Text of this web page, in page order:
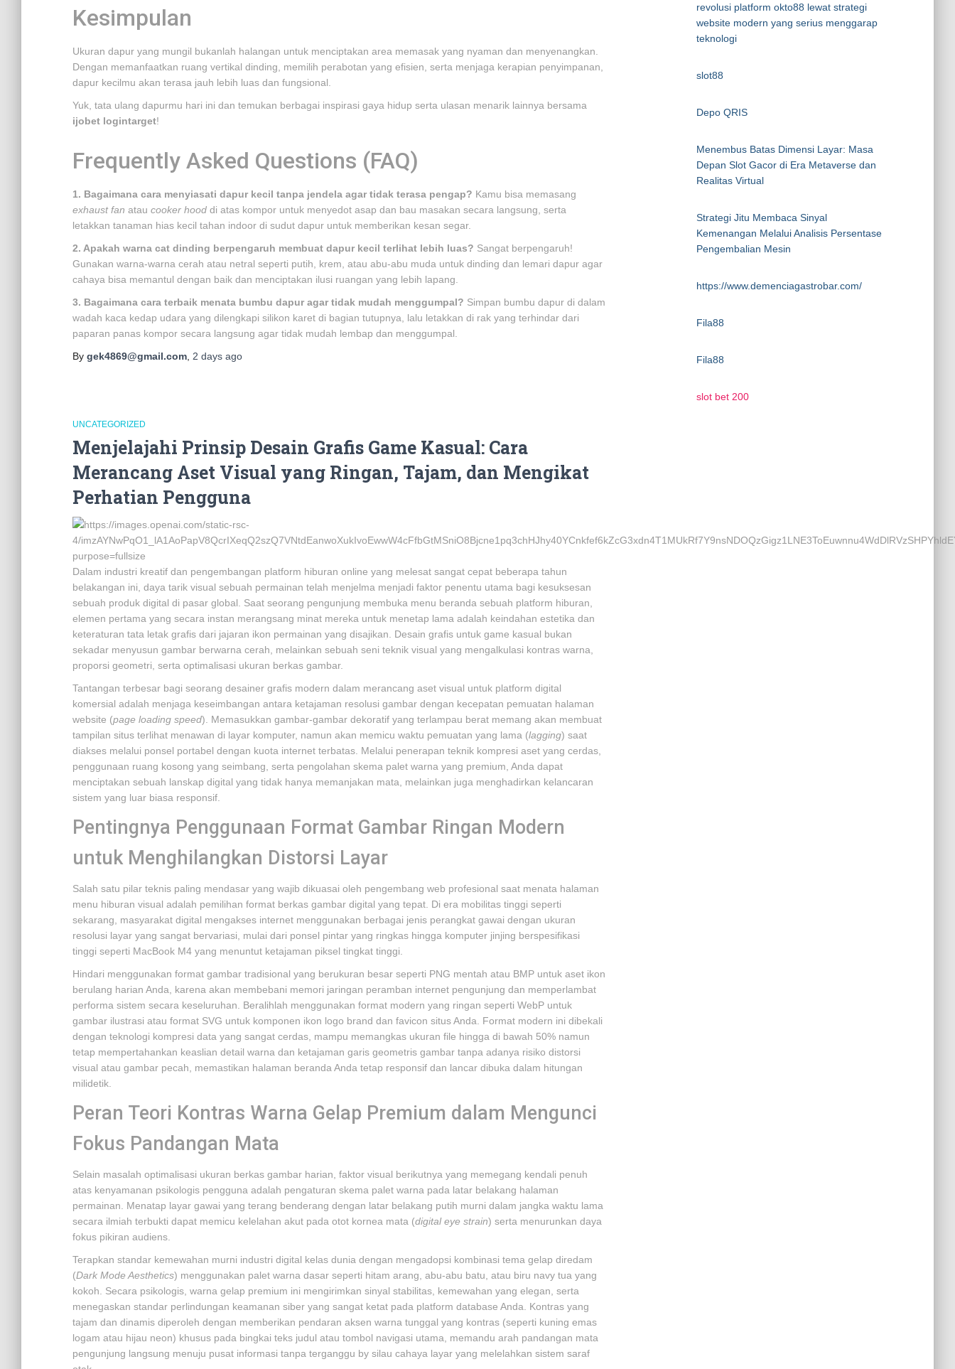
Kesimpulan
Ukuran dapur yang mungil bukanlah halangan untuk menciptakan area memasak yang nyaman dan menyenangkan.
Dengan memanfaatkan ruang vertikal dinding, memilih perabotan yang efisien, serta menjaga kerapian penyimpanan,
dapur kecilmu akan terasa jauh lebih luas dan fungsional.
Yuk, tata ulang dapurmu hari ini dan temukan berbagai inspirasi gaya hidup serta ulasan menarik lainnya bersama
ijobet logintarget!
Frequently Asked Questions (FAQ)
1. Bagaimana cara menyiasati dapur kecil tanpa jendela agar tidak terasa pengap? Kamu bisa memasang
exhaust fan atau cooker hood di atas kompor untuk menyedot asap dan bau masakan secara langsung, serta
letakkan tanaman hias kecil tahan indoor di sudut dapur untuk memberikan kesan segar.
2. Apakah warna cat dinding berpengaruh membuat dapur kecil terlihat lebih luas? Sangat berpengaruh!
Gunakan warna-warna cerah atau netral seperti putih, krem, atau abu-abu muda untuk dinding dan lemari dapur agar
cahaya bisa memantul dengan baik dan menciptakan ilusi ruangan yang lebih lapang.
3. Bagaimana cara terbaik menata bumbu dapur agar tidak mudah menggumpal? Simpan bumbu dapur di dalam
wadah kaca kedap udara yang dilengkapi silikon karet di bagian tutupnya, lalu letakkan di rak yang terhindar dari
paparan panas kompor secara langsung agar tidak mudah lembap dan menggumpal.
By gek4869@gmail.com 2 days ago
UNCATEGORIZED
Menjelajahi Prinsip Desain Grafis Game Kasual: Cara
Merancang Aset Visual yang Ringan, Tajam, dan Mengikat
Perhatian Pengguna
Dalam industri kreatif dan pengembangan platform hiburan online yang melesat sangat cepat beberapa tahun
belakangan ini, daya tarik visual sebuah permainan telah menjelma menjadi faktor penentu utama bagi kesuksesan
sebuah produk digital di pasar global. Saat seorang pengunjung membuka menu beranda sebuah platform hiburan,
elemen pertama yang secara instan merangsang minat mereka untuk menetap lama adalah keindahan estetika dan
keteraturan tata letak grafis dari jajaran ikon permainan yang disajikan. Desain grafis untuk game kasual bukan
sekadar menyusun gambar berwarna cerah, melainkan sebuah seni teknik visual yang mengalkulasi kontras warna,
proporsi geometri, serta optimalisasi ukuran berkas gambar.
Tantangan terbesar bagi seorang desainer grafis modern dalam merancang aset visual untuk platform digital
komersial adalah menjaga keseimbangan antara ketajaman resolusi gambar dengan kecepatan pemuatan halaman
website (page loading speed). Memasukkan gambar-gambar dekoratif yang terlampau berat memang akan membuat
tampilan situs terlihat menawan di layar komputer, namun akan memicu waktu pemuatan yang lama (lagging) saat
diakses melalui ponsel portabel dengan kuota internet terbatas. Melalui penerapan teknik kompresi aset yang cerdas,
penggunaan ruang kosong yang seimbang, serta pengolahan skema palet warna yang premium, Anda dapat
menciptakan sebuah lanskap digital yang tidak hanya memanjakan mata, melainkan juga menghadirkan kelancaran
sistem yang luar biasa responsif.
Pentingnya Penggunaan Format Gambar Ringan Modern
untuk Menghilangkan Distorsi Layar
Salah satu pilar teknis paling mendasar yang wajib dikuasai oleh pengembang web profesional saat menata halaman
menu hiburan visual adalah pemilihan format berkas gambar digital yang tepat. Di era mobilitas tinggi seperti
sekarang, masyarakat digital mengakses internet menggunakan berbagai jenis perangkat gawai dengan ukuran
resolusi layar yang sangat bervariasi, mulai dari ponsel pintar yang ringkas hingga komputer jinjing berspesifikasi
tinggi seperti MacBook M4 yang menuntut ketajaman piksel tingkat tinggi.
Hindari menggunakan format gambar tradisional yang berukuran besar seperti PNG mentah atau BMP untuk aset ikon
berulang harian Anda, karena akan membebani memori jaringan peramban internet pengunjung dan memperlambat
performa sistem secara keseluruhan. Beralihlah menggunakan format modern yang ringan seperti WebP untuk
gambar ilustrasi atau format SVG untuk komponen ikon logo brand dan favicon situs Anda. Format modern ini dibekali
dengan teknologi kompresi data yang sangat cerdas, mampu memangkas ukuran file hingga di bawah 50% namun
tetap mempertahankan keaslian detail warna dan ketajaman garis geometris gambar tanpa adanya risiko distorsi
visual atau gambar pecah, memastikan halaman beranda Anda tetap responsif dan lancar dibuka dalam hitungan
milidetik.
Peran Teori Kontras Warna Gelap Premium dalam Mengunci
Fokus Pandangan Mata
Selain masalah optimalisasi ukuran berkas gambar harian, faktor visual berikutnya yang memegang kendali penuh
atas kenyamanan psikologis pengguna adalah pengaturan skema palet warna pada latar belakang halaman
permainan. Menatap layar gawai yang terang benderang dengan latar belakang putih murni dalam jangka waktu lama
secara ilmiah terbukti dapat memicu kelelahan akut pada otot kornea mata (digital eye strain) serta menurunkan daya
fokus pikiran audiens.
Terapkan standar kemewahan murni industri digital kelas dunia dengan mengadopsi kombinasi tema gelap diredam
(Dark Mode Aesthetics) menggunakan palet warna dasar seperti hitam arang, abu-abu batu, atau biru navy tua yang
kokoh. Secara psikologis, warna gelap premium ini mengirimkan sinyal stabilitas, kemewahan yang elegan, serta
menegaskan standar perlindungan keamanan siber yang sangat ketat pada platform database Anda. Kontras yang
tajam dan dinamis diperoleh dengan memberikan pendaran aksen warna tunggal yang kontras (seperti kuning emas
logam atau hijau neon) khusus pada bingkai teks judul atau tombol navigasi utama, memandu arah pandangan mata
pengunjung langsung menuju pusat informasi tanpa terganggu by silau cahaya layar yang melelahkan sistem saraf
revolusi platform okto88 lewat strategi
website modern yang serius menggarap
teknologi
slot88
Depo QRIS
Menembus Batas Dimensi Layar: Masa
Depan Slot Gacor di Era Metaverse dan
Realitas Virtual
Strategi Jitu Membaca Sinyal
Kemenangan Melalui Analisis Persentase
Pengembalian Mesin
https://www.demenciagastrobar.com/
Fila88
Fila88
slot bet 200